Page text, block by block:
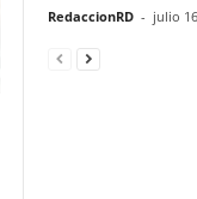
RedaccionRD - julio